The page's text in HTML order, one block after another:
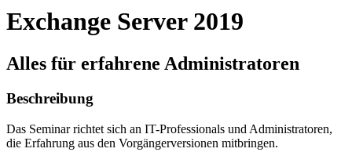
Exchange Server 2019
Alles für erfahrene Administratoren
Beschreibung
Das Seminar richtet sich an IT-Professionals und Administratoren,
die Erfahrung aus den Vorgängerversionen mitbringen.